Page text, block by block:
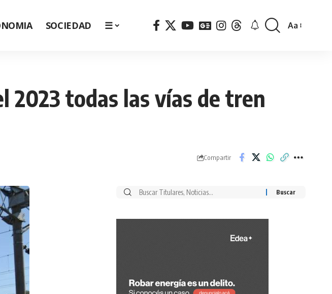
SOCIEDAD ☰
Font
Aa
2023 todas las vías de tren
Compartir
Buscar